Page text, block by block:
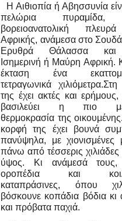
Η Αιθιοπία ή Αβησσυνία
πελώρια πυραμίδα,
βορειοανατολική
Αφρικής, ανάμεσα στο
Ερυθρά Θάλασσα
Ισημερινή ή Μαύρη Αφρική.
έκταση ένα
τετραγωνικά
της έχει ακτές και
βασιλεύει η πιο
θερμοκρασία της
κορφή της έχει βουνά
πανύψηλα, με χιονισμένες
πάνω από τέσσερις χιλιάδες
ύψος. Κι ανάμεσά τους,
οροπέδια και
καταπράσινες, όπου
βόσκουνε κοπάδια βόδια κι
και πρόβατα παχιά.